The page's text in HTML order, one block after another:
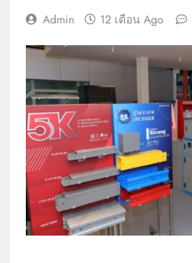
Admin 12 เดือน Ago